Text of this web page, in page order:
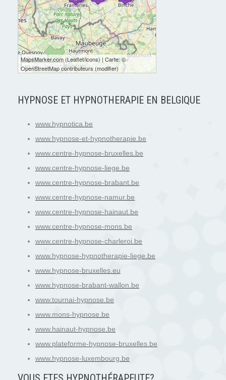
10 km
10 mi
MapsMarker.com(Leaflet/icons) | Carte: ©
OpenStreetMap contributeurs (modifier)
HYPNOSE ET HYPNOTHERAPIE EN BELGIQUE
www.hypnotica.be
www.hypnose-et-hypnotherapie.be
www.centre-hypnose-bruxelles.be
www.centre-hypnose-liege.be
www.centre-hypnose-brabant.be
www.centre-hypnose-namur.be
www.centre-hypnose-hainaut.be
www.centre-hypnose-mons.be
www.centre-hypnose-charleroi.be
www.hypnose-hypnotherapie-liege.be
www.hypnose-bruxelles.eu
www.hypnose-brabant-wallon.be
www.tournai-hypnose.be
www.mons-hypnose.be
www.hainaut-hypnose.be
www.plateforme-hypnose-bruxelles.be
www.hypnose-luxembourg.be